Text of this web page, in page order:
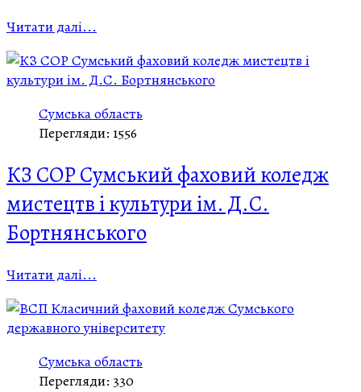
Читати далі...
Сумська область
Перегляди: 1556
КЗ СОР Сумський фаховий коледж
мистецтв і культури ім. Д.С.
Бортнянського
Читати далі...
Сумська область
Перегляди: 330